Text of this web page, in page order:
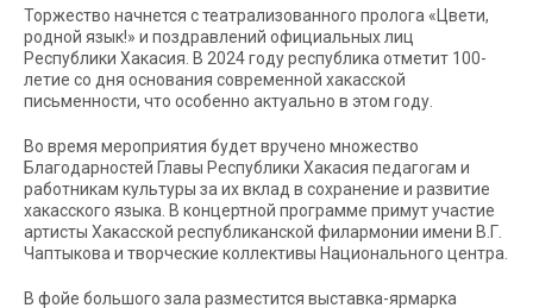
Торжество начнется с театрализованного пролога «Цвети,
родной язык!» и поздравлений официальных лиц
Республики Хакасия. В 2024 году республика отметит 100-
летие со дня основания современной хакасской
письменности, что особенно актуально в этом году.
Во время мероприятия будет вручено множество
Благодарностей Главы Республики Хакасия педагогам и
работникам культуры за их вклад в сохранение и развитие
хакасского языка. В концертной программе примут участие
артисты Хакасской республиканской филармонии имени В.Г.
Чаптыкова и творческие коллективы Национального центра.
В фойе большого зала разместится выставка-ярмарка